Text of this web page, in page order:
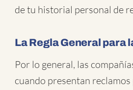
de tu historial personal de
La Regla General para
Por lo general, las
cuando presentan